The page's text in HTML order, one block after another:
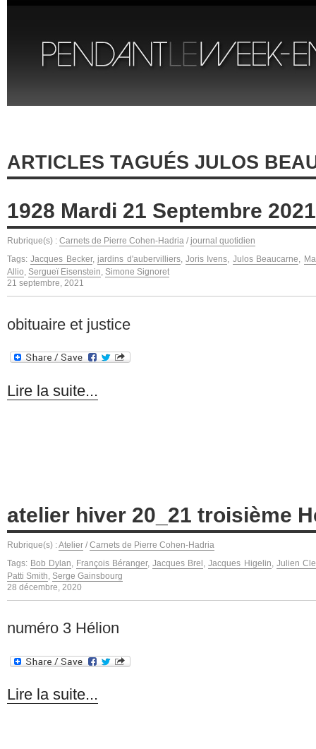
ARTICLES TAGUÉS JULOS
1928 Mardi 21 Septembre 2021
Rubrique(s) : Carnets de Pierre Cohen-Hadria / journal quotidien
Tags:Jacques Becker,jardins d'aubervilliers, Joris Ivens, Julos Beaucarne,
Allio, Sergueï Eisenstein, Simone Signoret
21 septembre, 2021
obituaire et justice
Lire la suite...
atelier hiver 20_21 troisième
Rubrique(s) :Atelier / Carnets de Pierre Cohen-Hadria
Tags: Bob Dylan François Béranger,Jacques Brel ,Jacques Higelin Julien
Patti Smith Serge Gainsbourg
28 décembre, 2020
numéro 3 Hélion
Lire la suite...